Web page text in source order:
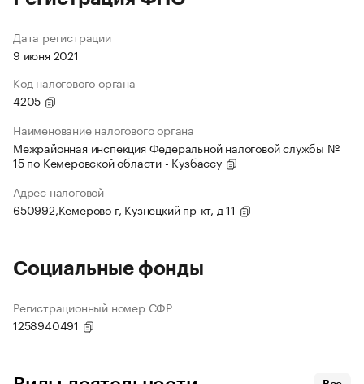
Дата регистрации
9 июня 2021
Код налогового органа
4205
Наименование налогового органа
Межрайонная инспекция Федеральной налоговой службы №
15 по Кемеровской области - Кузбассу
Адрес налоговой
650992,Кемерово г, Кузнецкий пр-кт, д 11
Социальные фонды
Регистрационный номер СФР
1258940491